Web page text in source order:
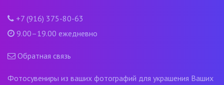
+7 (916) 375-80-63
9.00–19.00 ежедневно
Обратная связь
Фотосувениры из ваших фотографий для украшения Ваших